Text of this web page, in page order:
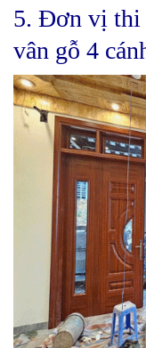
5. Đơn vị thi
vân gỗ 4